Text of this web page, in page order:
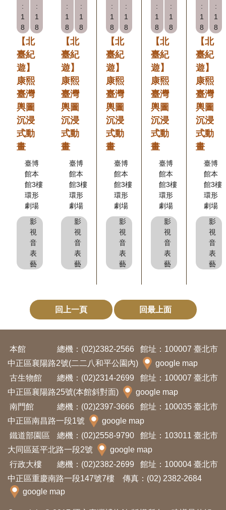
首
頁
友
善
施
服
務
h
語
esi
ng
Việ
:
1
8
:
1
8
【北
臺紀
遊】
康熙
臺灣
輿圖
沉浸
式動
畫
臺博
館本
館3樓
環形
劇場
影
視
音
表
藝
:
1
8
:
1
8
【北
臺紀
遊】
康熙
臺灣
輿圖
沉浸
式動
畫
臺博
館本
館3樓
環形
劇場
影
視
音
表
藝
:
1
8
:
1
8
【北
臺紀
遊】
康熙
臺灣
輿圖
沉浸
式動
畫
臺博
館本
館3樓
環形
劇場
影
視
音
表
藝
:
1
8
:
1
8
【北
臺紀
遊】
康熙
臺灣
輿圖
沉浸
式動
畫
臺博
館本
館3樓
環形
劇場
影
視
音
表
藝
:
1
8
:
1
8
【北
臺紀
遊】
康熙
臺灣
輿圖
沉浸
式動
畫
臺博
館本
館3樓
環形
劇場
影
視
音
表
藝
回上一頁 回最上面
本館 總機：(02)2382-2566
館址：100007 臺北市
中正區襄陽路2號(二二八和平公園內)
google map
古生物館
總機：(02)2314-2699
館址：100007 臺北市
中正區襄陽路25號(本館斜對面)
google map
南門館
總機：(02)2397-3666
館址：100035 臺北市
中正區南昌路一段1號
google map
鐵道部園區
總機：(02)2558-9790
館址：103011 臺北市
大同區延平北路一段2號
google map
行政大樓
總機：(02)2382-2699
館址：100004 臺北市
中正區重慶南路一段147號7樓 傳真：(02) 2382-2684
google map